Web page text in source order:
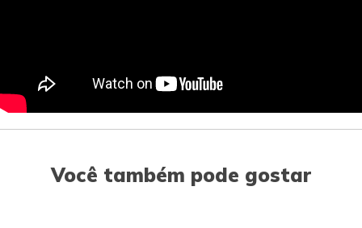
Você também pode gostar